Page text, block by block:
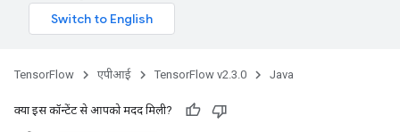
TensorFlow एपीआई TensorFlow v2.3.0 Java
क्या इस कॉन्टेंट से आपको मदद मिली?